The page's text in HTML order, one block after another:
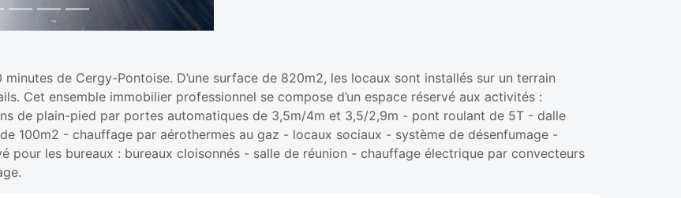
minutes de Cergy-Pontoise. D’une surface de 820m2, les locaux sont installés sur un terrain
Cet ensemble immobilier professionnel se compose d’un espace réservé aux activités :
de plain-pied par portes automatiques de 3,5m/4m et 3,5/2,9m - pont roulant de 5T - dalle
100m2 - chauffage par aérothermes au gaz - locaux sociaux - système de désenfumage -
pour les bureaux : bureaux cloisonnés - salle de réunion - chauffage électrique par convecteurs